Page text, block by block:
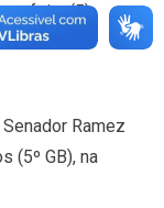
feira (5),
e
Ramez
(5º GB), na